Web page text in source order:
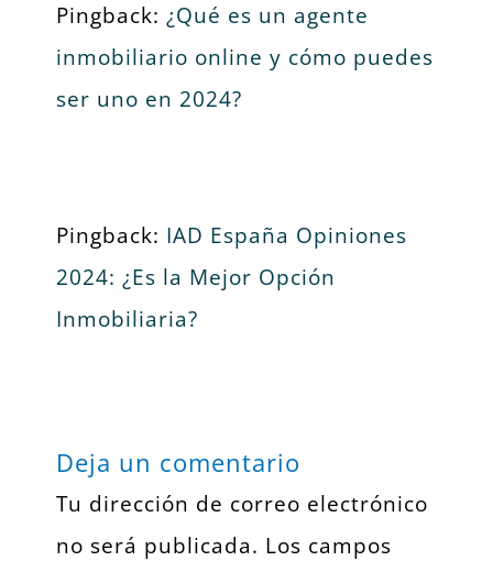
Pingback: ¿Qué es un agente
inmobiliario online y cómo puedes
ser uno en 2024?
Pingback: IAD España Opiniones
2024: ¿Es la Mejor Opción
Inmobiliaria?
Deja un comentario
Tu dirección de correo electrónico
no será publicada. Los campos